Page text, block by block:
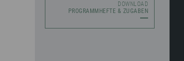
DOWNLOAD
PROGRAMMHEFTE & ZUGABEN